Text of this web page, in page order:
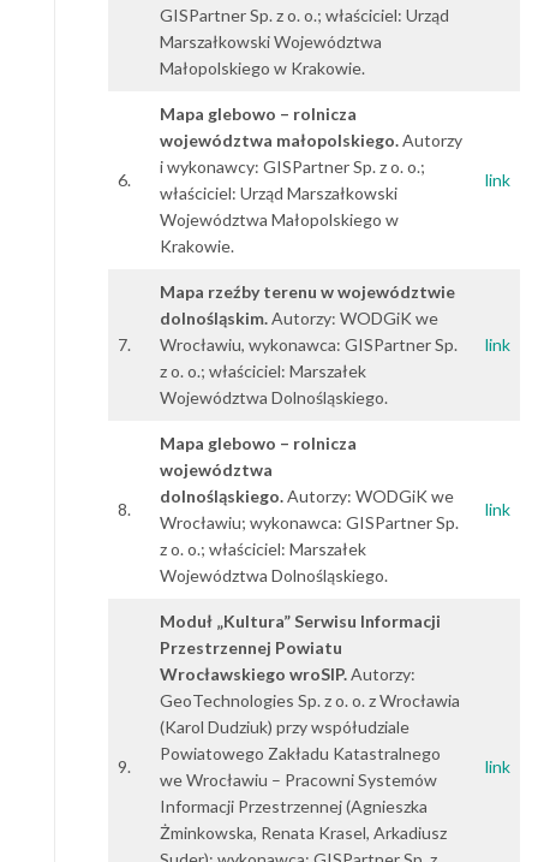
GISPartner Sp. z o. o.; właściciel: Urząd
Marszałkowski Województwa
Małopolskiego w Krakowie.
6.
Mapa glebowo – rolnicza
województwa małopolskiego.Autorzy
i wykonawcy: GISPartner Sp. z o. o.;
właściciel: Urząd Marszałkowski
Województwa Małopolskiego w
Krakowie.
link
7.
Mapa rzeźby terenu w województwie
dolnośląskim.Autorzy: WODGiK we
Wrocławiu, wykonawca: GISPartner Sp.
z o. o.; właściciel: Marszałek
Województwa Dolnośląskiego.
link
8.
Mapa glebowo – rolnicza
województwa
dolnośląskiego.Autorzy: WODGiK we
Wrocławiu; wykonawca: GISPartner Sp.
z o. o.; właściciel: Marszałek
Województwa Dolnośląskiego.
link
9.
Moduł „Kultura” Serwisu Informacji
Przestrzennej Powiatu
Wrocławskiego wroSIP.Autorzy:
GeoTechnologies Sp. z o. o. z Wrocławia
(Karol Dudziuk) przy współudziale
Powiatowego Zakładu Katastralnego
we Wrocławiu – Pracowni Systemów
Informacji Przestrzennej (Agnieszka
Żminkowska, Renata Krasel, Arkadiusz
link